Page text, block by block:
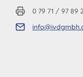
0 79 71 / 97 89